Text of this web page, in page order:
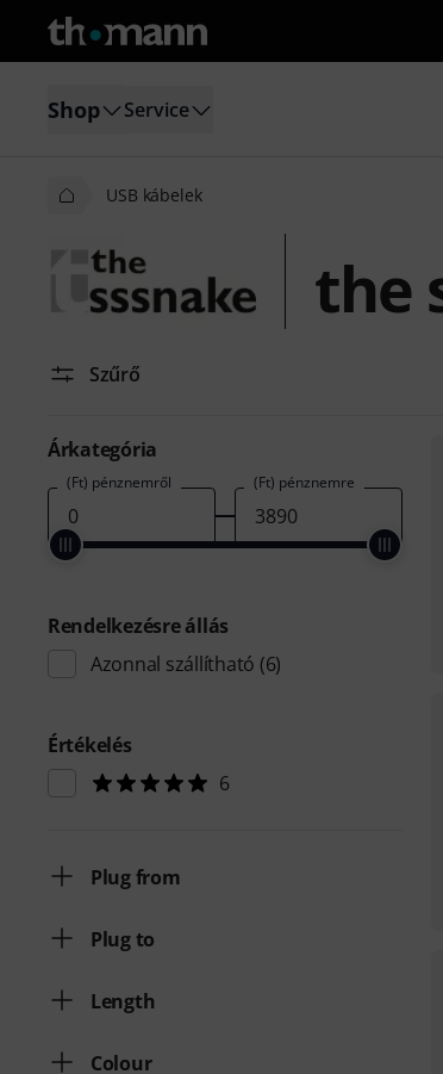
Shop Service
USB kábelek
the
Szűrő
Árkategória
(Ft) pénznemről (Ft) pénznemre
Rendelkezésre állás
Azonnal szállítható (6)
Értékelés
6
Plug from
Plug to
Length
Colour